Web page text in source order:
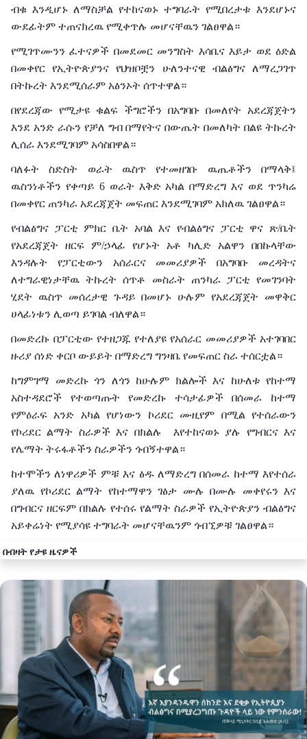
ብቁ እንዲሆኑ ለማስቻል የተከናወኑ ተግባራት የሚበረታቱ እንደሆኑና
ውደፊትም ተጠናክረዉ የሚቀጥሉ መሆናቸዉን ገልፀዋል።
የሚገጥሙንን ፈተናዎች በመደመር መንግስት እሳቤና እይታ ወደ ዕድል
በመቀየር የኢትዮጵያንና የህዝቦቿን ሁለንተናዊ ብልፅግና ለማረጋገጥ
በትኩረት እንደሚሰራም አፅንኦት ሰጥተዋል።
በየደረጃው የሚታዩ ቁልፍ ችግሮችን በአግባቡ በመለየት አደረጃጀትን
እንደ አንድ ራሱን የቻለ ግብ በማየትና በውጤት በመለካት በልዩ ትኩረት
ሊሰራ እንደሚገባም አሳስበዋል።
ባለፉት ስድስት ወራት ዉስጥ የተመዘገቡ ዉጤቶችን በማላቅ፤
ዉስንነቶችን የቀጣይ 6 ወራት እቅድ አካል በማድረግ እና ወደ ጥንካሬ
በመቀየር ጠንካራ አደረጃጀት መፍጠር እንደሚገባም አክለዉ ገልፀዋል።
የብልፅግና ፓርቲ ምክር ቤት አባል እና የብልፅግና ፓርቲ ዋና ጽ/ቤት
የአደረጃጀት ዘርፍ ም/ኃላፊ የሆኑት አቶ ካሊድ አልዋን በበኩላቸው
እንዳሉት የፓርቲውን አሰራርና መመሪያዎች በአግባቡ መረዳትና
ለተግራዊነታቸዉ ትኩረት ሰጥቶ መስራት ጠንካራ ፓርቲ የመገንባት
ሂደት ዉስጥ መሰረታዊ ጉዳይ በመሆኑ ሁሉም የአደረጃጀት መዋቅር
ሀላፊነቱን ሊወጣ ይገባል ብለዋል።
በመድረኩ በፓርቲው የተዘጋጁ የተለያዩ የአሰራር መመሪያዎች አተገባበር
ዙሪያ ሰነድ ቀርቦ ውይይት በማድረግ ግንዛቤ የመፍጠር ስራ ተሰርቷል።
ከግምገማ መድረኩ ጎን ለጎን ከሁሉም ክልሎች እና ከሁለቱ የከተማ
አስተዳደሮች የተወጣጡት የመድረኩ ተሳታፊዎች በሰመራ ከተማ
የምዕራፍ አንድ አካል የሆነውን ኮሪደር ሙዚየም በሚል የተሰራውን
የኮሪደር ልማት ስራዎች እና በክልሉ እየተከናወኑ ያሉ የግብርና እና
የሌማት ትሩፋቶችን ስራዎችን ጎብኝተዋል።
ከተሞችን ለነዋሪዎች ምቹ እና ፅዱ ለማድረግ በሰመራ ከተማ እየተሰራ
ያለዉ የኮሪደር ልማት የከተማዋን ገፅታ ሙሉ በሙሉ መቀየሩን እና
በግብርና ዘርፍም በክልሉ የተሰሩ የልማት ስራዎች የኢትዮጵያን ብልፅግና
አይቀሬነት የሚያሳዩ ተግባራት መሆናቸዉንም ጎብኚዎቹ ገልፀዋል።
በብዛት የታዩ ዜናዎች